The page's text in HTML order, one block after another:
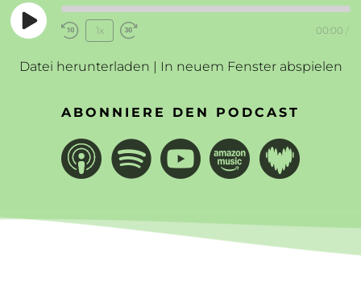
Play
EpisodeRewind
Seconds
1x
30
00:00 /
Datei herunterladen | In neuem Fenster abspielen
ABONNIERE DEN PODCAST